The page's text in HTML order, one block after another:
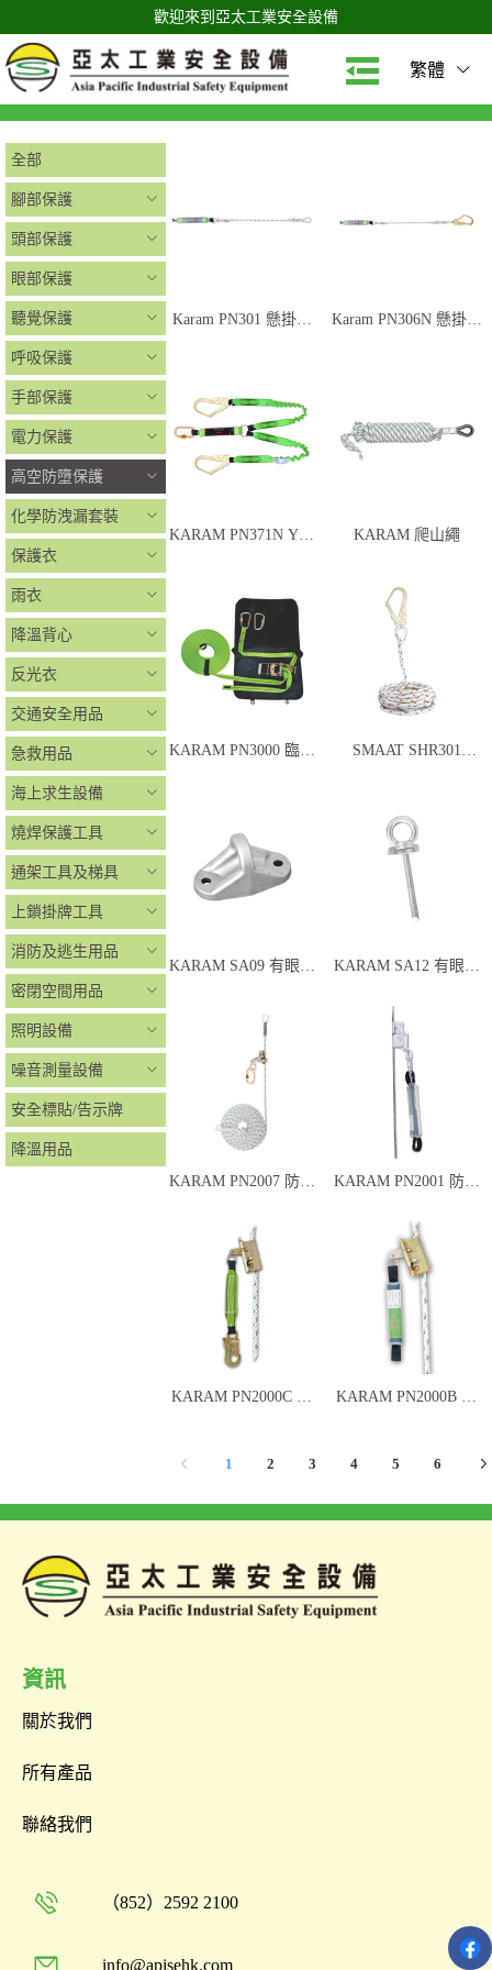
歡迎來到亞太工業安全設備
繁體
全部
腳部保護
頭部保護
眼部保護
聽覺保護
呼吸保護
手部保護
電力保護
高空防墮保護
化學防洩漏套裝
保護衣
雨衣
降溫背心
反光衣
交通安全用品
急救用品
海上求生設備
燒焊保護工具
通架工具及梯具
上鎖掛牌工具
消防及逃生用品
密閉空間用品
照明設備
噪音測量設備
安全標貼/告示牌
降溫用品
Karam PN301 懸掛繩
Karam PN306N 懸掛繩
KARAM PN371N Y形
KARAM 爬山繩
KARAM PN3000 臨時
SMAAT SHR301
KARAM SA09 有眼螺
KARAM SA12 有眼螺
KARAM PN2007 防墮
KARAM PN2001 防墮
KARAM PN2000C 防
KARAM PN2000B 防
1 2 3 4 5 6
資訊
關於我們
所有產品
聯絡我們
（852）2592 2100
info@apisehk.com